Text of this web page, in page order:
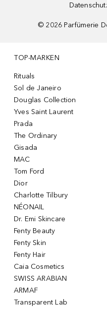
© 2026 Parfümerie
TOP-MARKEN
Rituals
Sol de Janeiro
Douglas Collection
Yves Saint Laurent
Prada
The Ordinary
Gisada
MAC
Tom Ford
Dior
Charlotte Tilbury
NÉONAIL
Dr. Emi Skincare
Fenty Beauty
Fenty Skin
Fenty Hair
Caia Cosmetics
SWISS ARABIAN
ARMAF
Transparent Lab